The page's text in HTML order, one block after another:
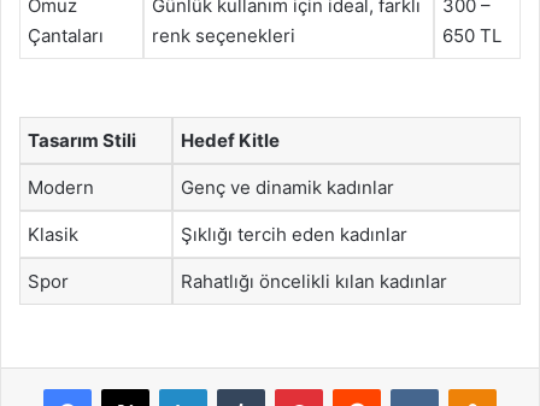
Omuz
Çantaları
Günlük kullanım için ideal, farklı
renk seçenekleri
300 –
650 TL
Tasarım Stili Hedef Kitle
Modern Genç ve dinamik kadınlar
Klasik Şıklığı tercih eden kadınlar
Spor Rahatlığı öncelikli kılan kadınlar
Facebook
X LinkedInTumblr PinterestReddit VKontakte